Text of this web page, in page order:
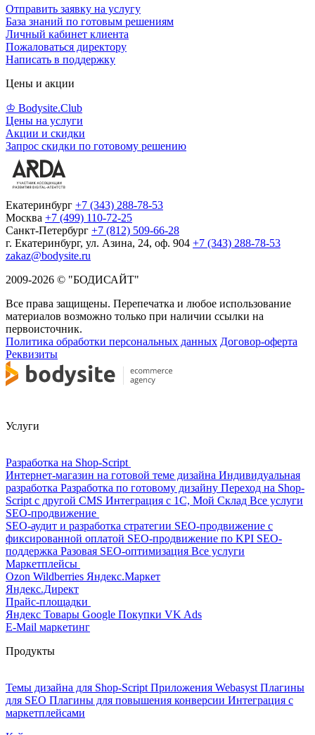
Отправить заявку на услугу
База знаний по готовым решениям
Личный кабинет клиента
Пожаловаться директору
Написать в поддержку
Цены и акции
♔ Bodysite.Club
Цены на услуги
Акции и скидки
Запрос скидки по готовому решению
Екатеринбург +7 (343) 288-78-53
Москва +7 (499) 110-72-25
Санкт-Петербург +7 (812) 509-66-28
г. Екатеринбург, ул. Азина, 24, оф. 904 +7 (343) 288-78-53
zakaz@bodysite.ru
2009-2026 © "БОДИСАЙТ"
Все права защищены. Перепечатка и любое использование
материалов возможно только при наличии ссылки на
первоисточник.
Политика обработки персональных данных Договор-оферта
Реквизиты
Услуги
Разработка на Shop-Script
Интернет-магазин на готовой теме дизайна Индивидуальная
разработка Разработка по готовому дизайну Переход на Shop-
Script с другой CMS Интеграция с 1С, Мой Склад Все услуги
SEO-продвижение
SEO-аудит и разработка стратегии SEO-продвижение с
фиксированной оплатой SEO-продвижение по KPI SEO-
поддержка Разовая SEO-оптимизация Все услуги
Маркетплейсы
Ozon Wildberries Яндекс.Маркет
Яндекс.Директ
Прайс-площадки
Яндекс Товары Google Покупки VK Ads
E-Mail маркетинг
Продукты
Темы дизайна для Shop-Script Приложения Webasyst Плагины
для SEO Плагины для повышения конверсии Интеграция с
маркетплейсами